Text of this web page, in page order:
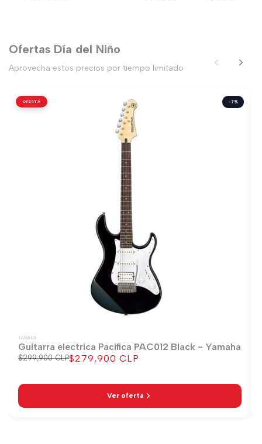
Ofertas Día del Niño
Aprovecha estos precios por tiempo limitado
OFERTA -7%
YAMAHA
Guitarra electrica Pacifica PAC012 Black - Yamaha
Precio
$299,900 CLPPrecio
$279,900 CLP
Ver oferta